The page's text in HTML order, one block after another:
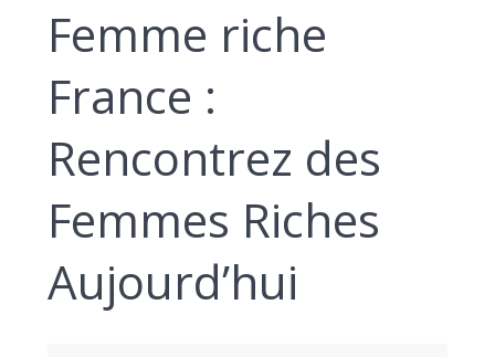
Femme riche
France :
Rencontrez des
Femmes Riches
Aujourd’hui